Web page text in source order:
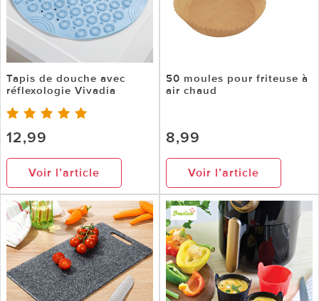
Tapis de douche avec
réflexologie Vivadia
12,99
Voir l’article
50 moules pour friteuse à
air chaud
8,99
Voir l’article